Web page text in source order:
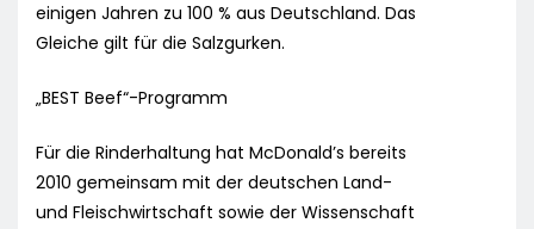
einigen Jahren zu 100 % aus Deutschland. Das
Gleiche gilt für die Salzgurken.
„BEST Beef“-Programm
Für die Rinderhaltung hat McDonald’s bereits
2010 gemeinsam mit der deutschen Land-
und Fleischwirtschaft sowie der Wissenschaft